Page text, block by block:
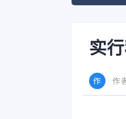
实
作